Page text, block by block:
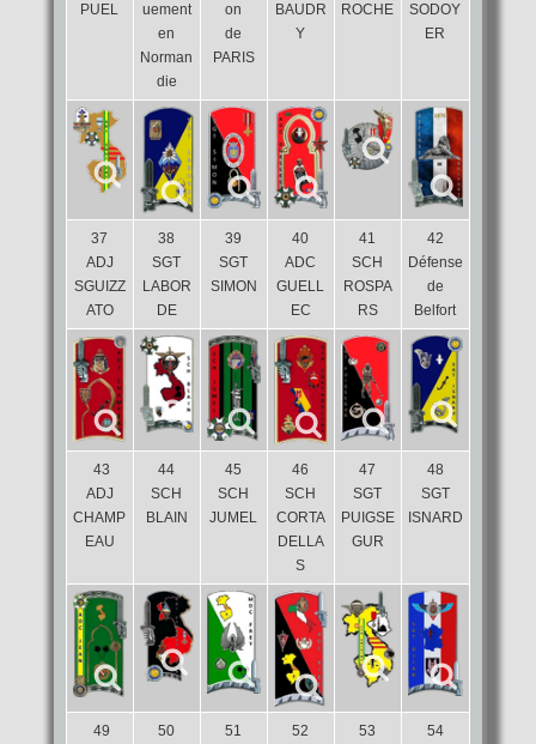
PUEL
uement
en
Norman
die
on
de
PARIS
BAUDR
Y
ROCHE
SODOY
ER
37
ADJ
SGUIZZ
ATO
38
SGT
LABOR
DE
39
SGT
SIMON
40
ADC
GUELL
EC
41
SCH
ROSPA
RS
42
Défense
de
Belfort
43
ADJ
CHAMP
EAU
44
SCH
BLAIN
45
SCH
JUMEL
46
SCH
CORTA
DELLA
S
47
SGT
PUIGSE
GUR
48
SGT
ISNARD
49 50 51 52 53 54